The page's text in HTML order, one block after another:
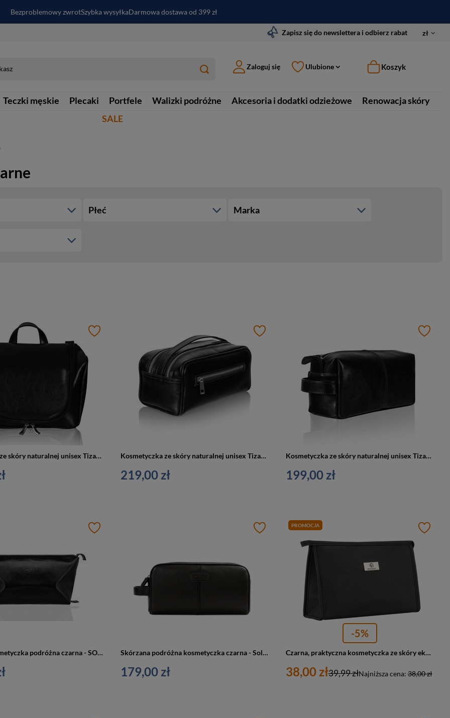
Bezproblemowy zwrotSzybka wysyłkaDarmowa dostawa od 399 zł
Zapisz się do newslettera i odbierz rabat zł
Zaloguj się Ulubione Koszyk
Teczki męskie Plecaki Portfele Walizki podróżne Akcesoria i dodatki odzieżowe
Renowacja skóry
SALE
Płeć Marka
Kosmetyczka ze skóry naturalnej unisex Tizano KM3 podróżna z haczykiem czarna Kosmetyczka ze skóry naturalnej unisex Tizano KM2 podróżna z rączką czarna
219,00 zł
Kosmetyczka ze skóry naturalnej unisex Tizano KM1 podróżna z rączką czarna
199,00 zł
Skórzana kosmetyczka podróżna czarna - SOLIER PERTH Skórzana podróżna kosmetyczka czarna - Solier SZETLAND
179,00 zł
PROMOCJA
-5%
Czarna, praktyczna kosmetyczka ze skóry ekologicznej zamykana suwakiem - Rovicky
38,00 zł Najniższa cena:38,00 zł
39,99 zł